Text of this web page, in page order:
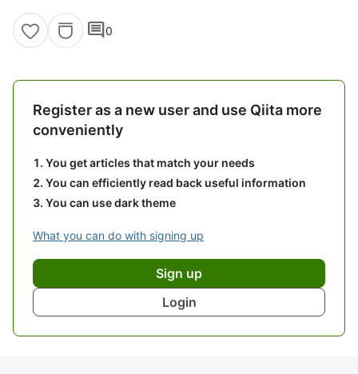
comment0
Register as a new user and use Qiita more
conveniently
You get articles that match your needs
You can efficiently read back useful information
You can use dark theme
What you can do with signing up
Sign up
Login